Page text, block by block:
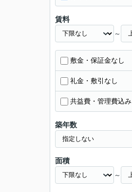
賃料
～
敷金・保証金なし
礼金・敷引なし
共益費・管理費込み
築年数
面積
～